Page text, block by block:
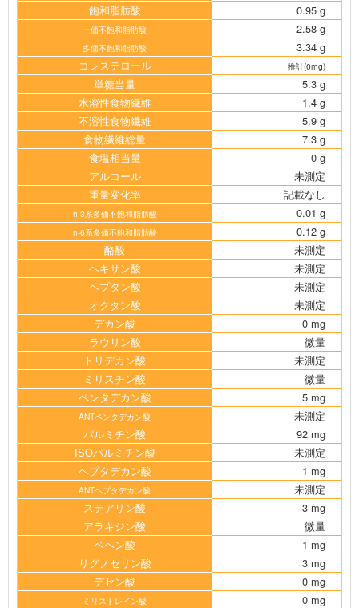
飽和脂肪酸
0.95 g
一価不飽和脂肪酸 2.58 g
多価不飽和脂肪酸
3.34 g
コレステロール
推計(0mg)
単糖当量
5.3 g
水溶性食物繊維
1.4 g
不溶性食物繊維
5.9 g
食物繊維総量
7.3 g
食塩相当量
0 g
アルコール
未測定
重量変化率
記載なし
n-3系多価不飽和脂肪酸 0.01 g
n-6系多価不飽和脂肪酸
0.12 g
酪酸
未測定
ヘキサン酸
未測定
ヘプタン酸
未測定
オクタン酸
未測定
デカン酸
0 mg
ラウリン酸
微量
トリデカン酸
未測定
ミリスチン酸
微量
ペンタデカン酸
5 mg
ANTペンタデカン酸
未測定
パルミチン酸
92 mg
ISOパルミチン酸
未測定
ヘプタデカン酸
1 mg
ANTヘプタデカン酸
未測定
ステアリン酸
3 mg
アラキジン酸
微量
ベヘン酸
1 mg
リグノセリン酸
3 mg
デセン酸
0 mg
ミリストレイン酸
0 mg